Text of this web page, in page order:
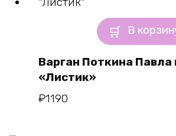
В
Варган Поткина Павла
«Листик»
₽1190